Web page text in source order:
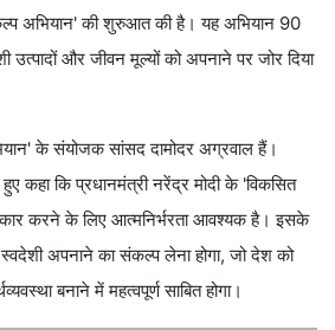
अभियान' की शुरुआत की है। यह अभियान 90
उत्पादों और जीवन मूल्यों को अपनाने पर जोर दिया
के संयोजक सांसद दामोदर अग्रवाल हैं।
कहा कि प्रधानमंत्री नरेंद्र मोदी के 'विकसित
करने के लिए आत्मनिर्भरता आवश्यक है। इसके
अपनाने का संकल्प लेना होगा, जो देश को
बनाने में महत्वपूर्ण साबित होगा।